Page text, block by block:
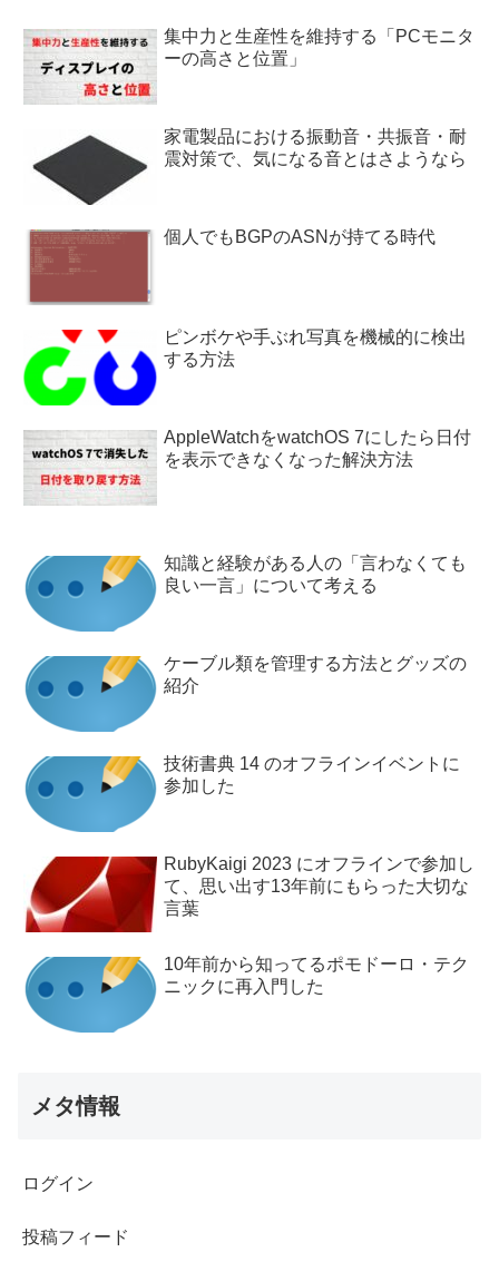
集中力と生産性を維持する「PCモニタ
ーの高さと位置」
家電製品における振動音・共振音・耐
震対策で、気になる音とはさようなら
個人でもBGPのASNが持てる時代
ピンボケや手ぶれ写真を機械的に検出
する方法
AppleWatchをwatchOS 7にしたら日付
を表示できなくなった解決方法
知識と経験がある人の「言わなくても
良い一言」について考える
ケーブル類を管理する方法とグッズの
紹介
技術書典 14 のオフラインイベントに
参加した
RubyKaigi 2023 にオフラインで参加し
て、思い出す13年前にもらった大切な
言葉
10年前から知ってるポモドーロ・テク
ニックに再入門した
メタ情報
ログイン
投稿フィード